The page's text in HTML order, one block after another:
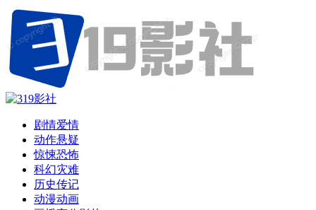
剧情爱情
动作悬疑
惊悚恐怖
科幻灾难
历史传记
动漫动画